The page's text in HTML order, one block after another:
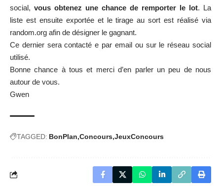
social, vous obtenez une chance de remporter le lot. La
liste est ensuite exportée et le tirage au sort est réalisé via
random.org afin de désigner le gagnant.
Ce dernier sera contacté e par email ou sur le réseau social
utilisé.
Bonne chance à tous et merci d’en parler un peu de nous
autour de vous.
Gwen
TAGGED: BonPlan Concours JeuxConcours